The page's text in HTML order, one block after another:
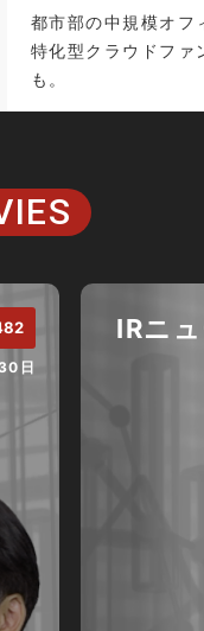
都市部の中規模オフ
特化型クラウドファ
も。
日
IRニ